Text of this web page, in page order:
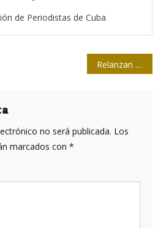
de Periodistas de Cuba
Relanzan web de la Asamblea Nacional de Poder Popular de Cuba
no será publicada. Los
marcados con *